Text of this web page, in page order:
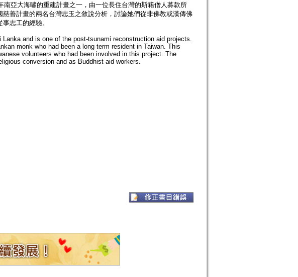
南亞大海嘯的重建計畫之一，由一位長住台灣的斯籍僧人募款所
善計畫的兩名台灣志玉之敘說分析，討論她們從非佛教或漢傳佛
志工的經驗。
Lanka and is one of the post-tsunami reconstruction aid projects.
monk who had been a long term resident in Taiwan. This
volunteers who had been involved in this project. The
conversion and as Buddhist aid workers.